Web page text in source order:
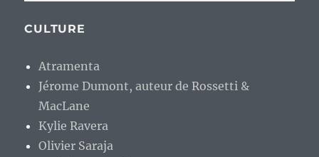
CULTURE
Atramenta
Jérome Dumont, auteur de Rossetti &
MacLane
Kylie Ravera
Olivier Saraja